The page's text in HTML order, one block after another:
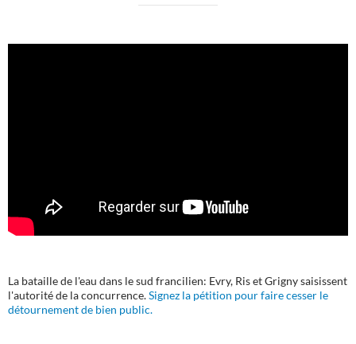
La bataille de l'eau dans le sud francilien: Evry, Ris et Grigny saisissent
l'autorité de la concurrence.Signez la pétition pour faire cesser le
détournement de bien public.